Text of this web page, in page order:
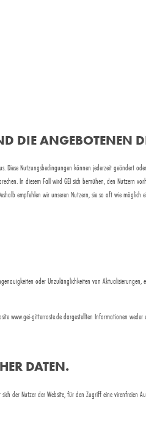
DIE ANGEBOTENEN
Nutzungsbedingungen können jederzeit geändert
In diesem Fall wird GEI sich bemühen, den Nutzern
empfehlen wir unseren Nutzern, sie so oft wie
oder Unzulänglichkeiten von
gitterroste.de dargestellten Informationen
DATEN.
der Nutzer der Website, für den Zugriff eine